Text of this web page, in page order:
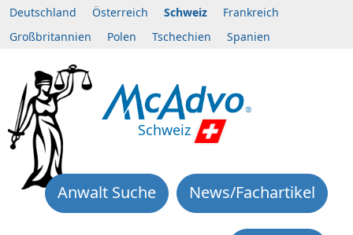
Deutschland Österreich Schweiz
Frankreich
Großbritannien
Polen Tschechien Spanien
Schweiz
News/Fachartikel
Anwalt Suche